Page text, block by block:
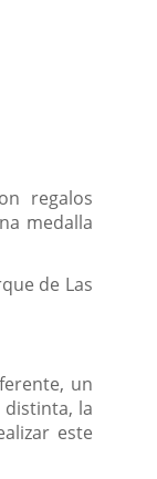
regalos
medalla
de Las
un
la
este